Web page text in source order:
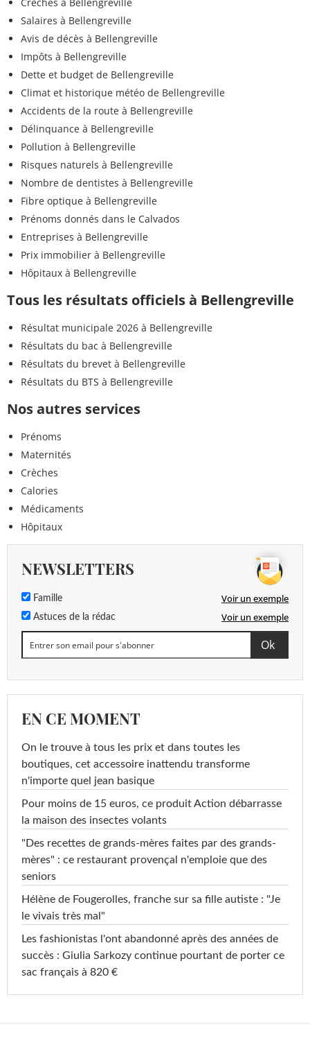
Crèches à Bellengreville
Salaires à Bellengreville
Avis de décès à Bellengreville
Impôts à Bellengreville
Dette et budget de Bellengreville
Climat et historique météo de Bellengreville
Accidents de la route à Bellengreville
Délinquance à Bellengreville
Pollution à Bellengreville
Risques naturels à Bellengreville
Nombre de dentistes à Bellengreville
Fibre optique à Bellengreville
Prénoms donnés dans le Calvados
Entreprises à Bellengreville
Prix immobilier à Bellengreville
Hôpitaux à Bellengreville
Tous les résultats officiels à Bellengreville
Résultat municipale 2026 à Bellengreville
Résultats du bac à Bellengreville
Résultats du brevet à Bellengreville
Résultats du BTS à Bellengreville
Nos autres services
Prénoms
Maternités
Crèches
Calories
Médicaments
Hôpitaux
NEWSLETTERS
Famille Voir un exemple
Astuces de la rédac Voir un exemple
EN CE MOMENT
On le trouve à tous les prix et dans toutes les
boutiques, cet accessoire inattendu transforme
n'importe quel jean basique
Pour moins de 15 euros, ce produit Action débarrasse
la maison des insectes volants
"Des recettes de grands-mères faites par des grands-
mères" : ce restaurant provençal n'emploie que des
seniors
Hélène de Fougerolles, franche sur sa fille autiste : "Je
le vivais très mal"
Les fashionistas l'ont abandonné après des années de
succès : Giulia Sarkozy continue pourtant de porter ce
sac français à 820 €